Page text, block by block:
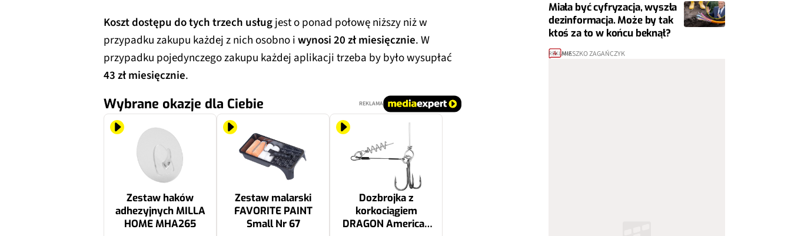
Koszt dostępu do tych trzech usługjest o ponad połowę niższy niż w
przypadku zakupu każdej z nich osobno iwynosi 20 zł miesięcznie. W
przypadku pojedynczego zakupu każdej aplikacji trzeba by było wysupłać
43 zł miesięcznie.
Wybrane okazje dla Ciebie REKLAMA
Zestaw haków
adhezyjnych MILLA
HOME MHA265
Zestaw malarski
FAVORITE PAINT
Small Nr 67
Dozbrojka z
korkociągiem
DRAGON American
Miała być cyfryzacja, wyszła
dezinformacja. Może by tak
ktoś za to w końcu beknął?
4 MIESZKO ZAGAŃCZYK